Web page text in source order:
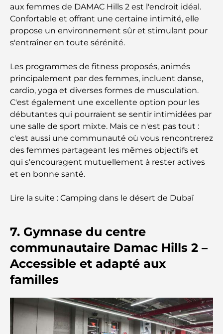
inoubliables
Les meilleures options de séjour à Dubaï : Hôtels
et complexes hôteliers de premier plan
Meilleurs restaurants pour un déjeuner d'affaires
au DIFC
Les marques de vêtements les plus chères au
monde
Architecture ottomane : un riche héritage d'art,
de culture et d'empire
Comment choisir un conseiller financier à Dubaï ?
Les bagues de fiançailles les plus chères du
Écoles indiennes à Dubaï : Le guide ultime pour
Découverte des sites emblématiques d'Abu Dhabi
aux femmes de DAMAC Hills 2 est l'endroit idéal.
Confortable et offrant une certaine intimité, elle
propose un environnement sûr et stimulant pour
s'entraîner en toute sérénité.
Les programmes de fitness proposés, animés
principalement par des femmes, incluent danse,
cardio, yoga et diverses formes de musculation.
C'est également une excellente option pour les
débutantes qui pourraient se sentir intimidées par
une salle de sport mixte. Mais ce n'est pas tout :
c'est aussi une communauté où vous rencontrerez
des femmes partageant les mêmes objectifs et
qui s'encouragent mutuellement à rester actives
et en bonne santé.
Lire la suite : Camping dans le désert de Dubaï
7. Gymnase du centre
communautaire Damac Hills 2 –
Accessible et adapté aux
familles